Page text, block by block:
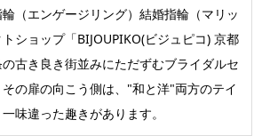
（エンゲージリング）結婚指輪（マリッ
ショップ「BIJOUPIKO(ビジュピコ) 京都
古き良き街並みにただずむブライダルセ
の扉の向こう側は、"和と洋"両方のテイ
味違った趣きがあります。